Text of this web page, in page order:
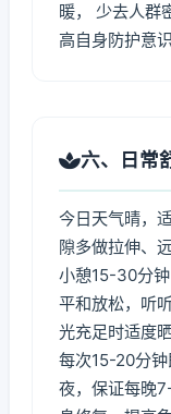
暖， 少去人群
高自身防护意识
六、日常
今日天气晴，
隙多做拉伸、
小憩15-30分
平和放松，听
光充足时适度
每次15-20分
夜，保证每晚